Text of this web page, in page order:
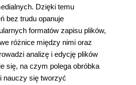
Dzięki temu
bez trudu opanuje
formatów zapisu plików,
różnice między nimi oraz
analizę i edycję plików
się, na czym polega obróbka
nauczy się tworzyć